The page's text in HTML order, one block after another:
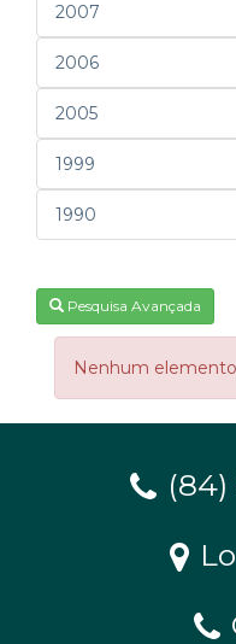
2007
2006
2005
1999
1990
Pesquisa Avançada
Nenhum
(84)